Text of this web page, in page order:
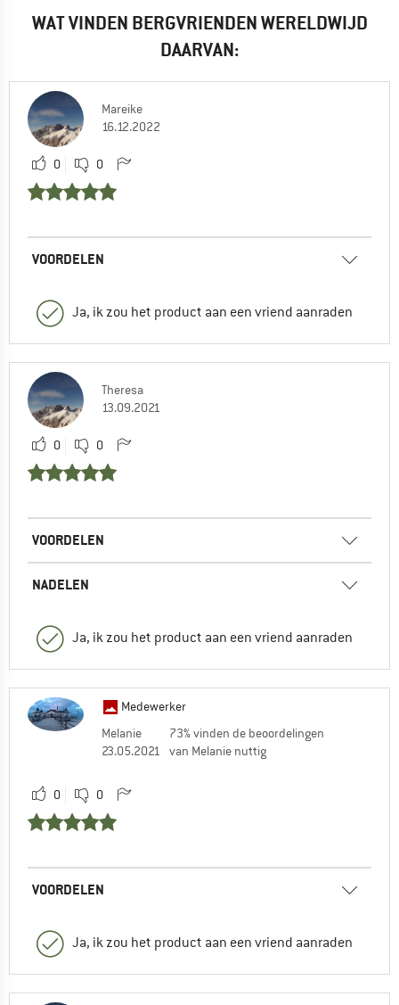
WAT VINDEN BERGVRIENDEN WERELDWIJD
DAARVAN:
Mareike
16.12.2022
0 0
VOORDELEN
Ja, ik zou het product aan een vriend aanraden
Theresa
13.09.2021
0 0
VOORDELEN
NADELEN
Ja, ik zou het product aan een vriend aanraden
Medewerker
Melanie
23.05.2021
73% vinden de beoordelingen
van Melanie nuttig
0 0
VOORDELEN
Ja, ik zou het product aan een vriend aanraden